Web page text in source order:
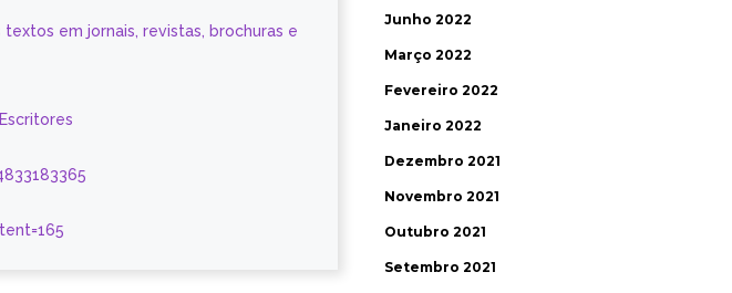
em jornais, revistas, brochuras e
Junho 2022
Março 2022
Fevereiro 2022
Janeiro 2022
Dezembro 2021
Novembro 2021
Outubro 2021
Setembro 2021